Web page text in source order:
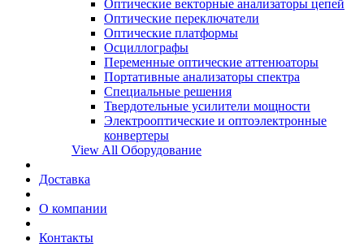
Оптические векторные анализаторы цепей
Оптические переключатели
Оптические платформы
Осциллографы
Переменные оптические аттенюаторы
Портативные анализаторы спектра
Специальные решения
Твердотельные усилители мощности
Электрооптические и оптоэлектронные
конвертеры
View All Оборудование
Доставка
О компании
Контакты